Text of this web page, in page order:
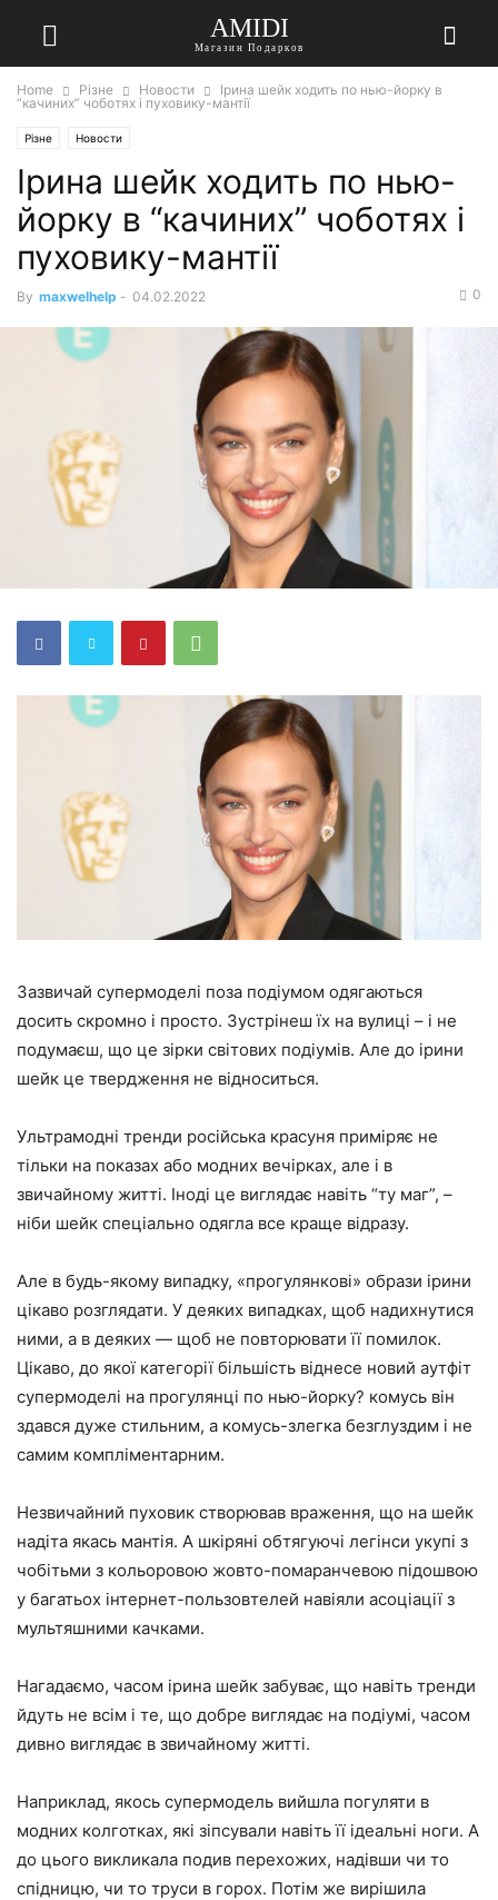
AMIDI
Магазин Подарков
Home Різне Новости
Ірина шейк ходить по нью-йорку в
“качиних” чоботях і пуховику-мантії
Різне Новости
Ірина шейк ходить по нью-
йорку в “качиних” чоботях і
пуховику-мантії
By maxwelhelp - 04.02.2022 0
Зазвичай супермоделі поза подіумом одягаються
досить скромно і просто. Зустрінеш їх на вулиці – і не
подумаєш, що це зірки світових подіумів. Але до ірини
шейк це твердження не відноситься.
Ультрамодні тренди російська красуня приміряє не
тільки на показах або модних вечірках, але і в
звичайному житті. Іноді це виглядає навіть “ту маг”, –
ніби шейк спеціально одягла все краще відразу.
Але в будь-якому випадку, «прогулянкові» образи ірини
цікаво розглядати. У деяких випадках, щоб надихнутися
ними, а в деяких — щоб не повторювати її помилок.
Цікаво, до якої категорії більшість віднесе новий аутфіт
супермоделі на прогулянці по нью-йорку? комусь він
здався дуже стильним, а комусь-злегка безглуздим і не
самим компліментарним.
Незвичайний пуховик створював враження, що на шейк
надіта якась мантія. А шкіряні обтягуючі легінси укупі з
чобітьми з кольоровою жовто-помаранчевою підошвою
у багатьох інтернет-пользовтелей навіяли асоціації з
мультяшними качками.
Нагадаємо, часом ірина шейк забуває, що навіть тренди
йдуть не всім і те, що добре виглядає на подіумі, часом
дивно виглядає в звичайному житті.
Наприклад, якось супермодель вийшла погуляти в
модних колготках, які зіпсували навіть її ідеальні ноги. А
до цього викликала подив перехожих, надівши чи то
спідницю, чи то труси в горох. Потім же вирішила